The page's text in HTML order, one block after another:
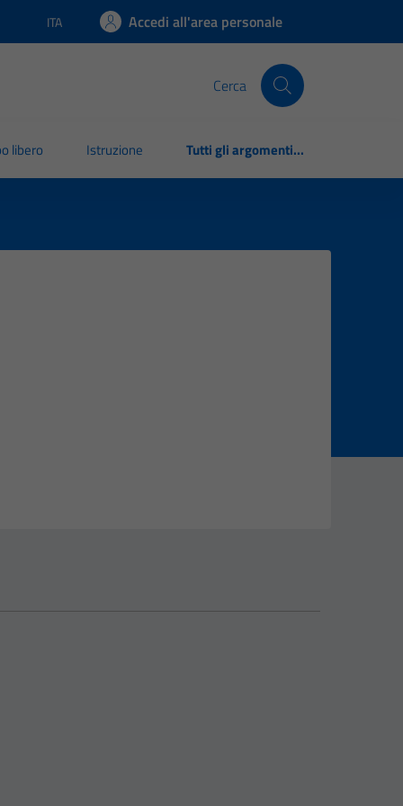
Lingua attiva:
ITA Accedi all'area personale
Cerca
libero Istruzione Tutti gli argomenti...